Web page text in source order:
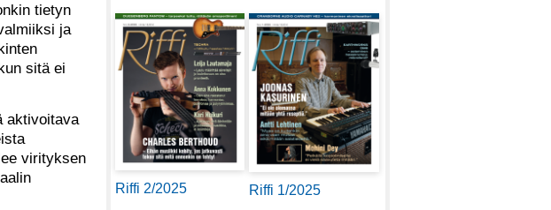
tietyn
ja
sitä ei
aktivoitava
virityksen
Riffi 2/2025 Riffi 1/2025